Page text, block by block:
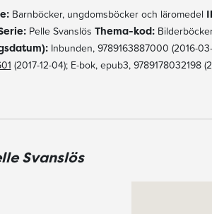
Barnböcker, ungdomsböcker och läromedel
Pelle Svanslös Thema-kod:
Inbunden, 9789163887000 (2016-
(2017-12-04); E-bok, epub3, 9789178032198
Svanslös